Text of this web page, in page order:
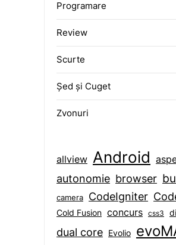
Programare
Review
Scurte
Șed și Cuget
Zvonuri
allview Android
autonomie browser
camera CodeIgniter
Cold Fusion concurs css3
dual core Evolio